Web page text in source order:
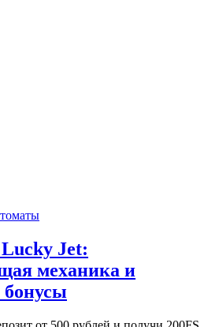
Jet:
механика и